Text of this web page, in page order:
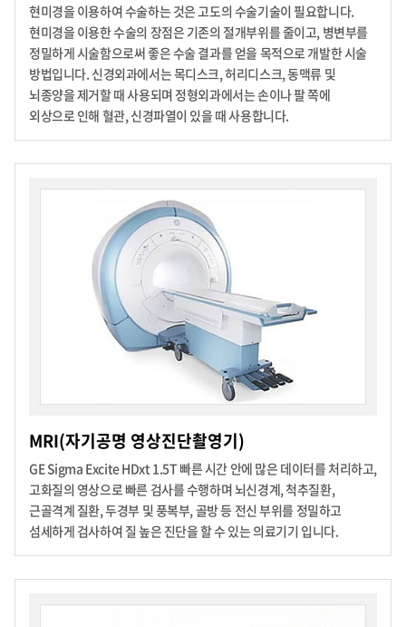
현미경을 이용하여 수술하는 것은 고도의 수술기술이 필요합니다.
현미경을 이용한 수술의 장점은 기존의 절개부위를 줄이고, 병변부를
정밀하게 시술함으로써 좋은 수술 결과를 얻을 목적으로 개발한 시술
방법입니다. 신경외과에서는 목디스크, 허리디스크, 동맥류 및
뇌종양을 제거할 때 사용되며 정형외과에서는 손이나 팔 쪽에
외상으로인해 혈관, 신경파열이 있을 때 사용합니다.
MRI(자기공명 영상진단촬영기)
GE Sigma Excite HDxt 1.5T 빠른 시간 안에 많은 데이터를 처리하고,
고화질의 영상으로 빠른 검사를 수행하며 뇌신경계, 척추질환,
근골격계 질환, 두경부 및 풍복부,골방 등 전신 부위를 정밀하고
섬세하게 검사하여 질 높은 진단을 할 수 있는 의료기기 입니다.